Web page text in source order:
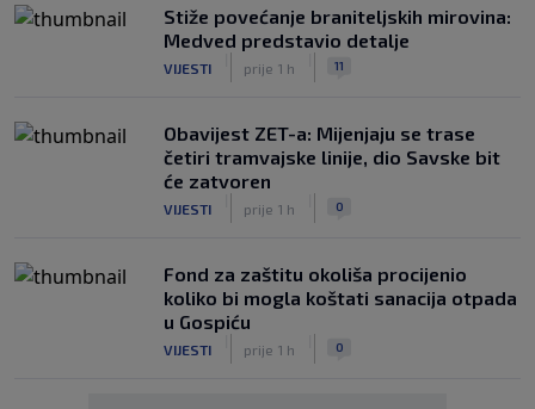
Stiže povećanje braniteljskih mirovina:
Medved predstavio detalje
VIJESTI prije 1 h 11
Obavijest ZET-a: Mijenjaju se trase
četiri tramvajske linije, dio Savske bit
će zatvoren
VIJESTI prije 1 h 0
Fond za zaštitu okoliša procijenio
koliko bi mogla koštati sanacija otpada
u Gospiću
VIJESTI prije 1 h 0